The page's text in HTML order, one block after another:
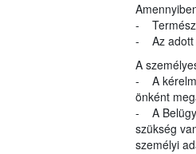
-
- Az adott
A
- A
önként
- A
szükség
személyi